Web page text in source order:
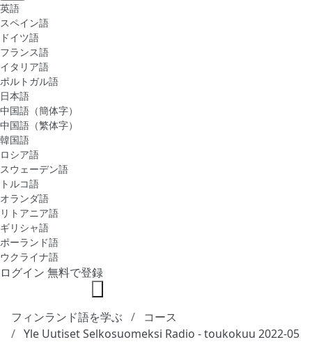
英語
スペイン語
ドイツ語
フランス語
イタリア語
ポルトガル語
日本語
中国語（簡体字）
中国語（繁体字）
韓国語
ロシア語
スウェーデン語
トルコ語
オランダ語
リトアニア語
ギリシャ語
ポーランド語
ウクライナ語
ログイン 無料で登録
フィンランド語を学ぶ
コース
Yle Uutiset Selkosuomeksi Radio - toukokuu 2022-05